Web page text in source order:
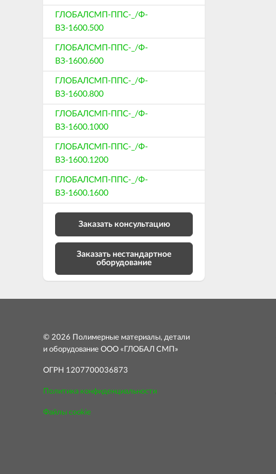
ГЛОБАЛСМП-ППС-_/Ф-
ВЗ-1600.500
ГЛОБАЛСМП-ППС-_/Ф-
ВЗ-1600.600
ГЛОБАЛСМП-ППС-_/Ф-
ВЗ-1600.800
ГЛОБАЛСМП-ППС-_/Ф-
ВЗ-1600.1000
ГЛОБАЛСМП-ППС-_/Ф-
ВЗ-1600.1200
ГЛОБАЛСМП-ППС-_/Ф-
ВЗ-1600.1600
Заказать консультацию
Заказать нестандартное
оборудование
© 2026 Полимерные материалы, детали
и оборудование ООО «ГЛОБАЛ СМП»
ОГРН 1207700036873
Политика конфиденциальности
Файлы cookie